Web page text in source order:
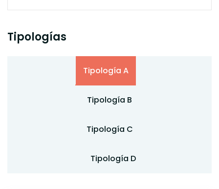
Tipologías
Tipología A
Tipología B
Tipología C
Tipología D